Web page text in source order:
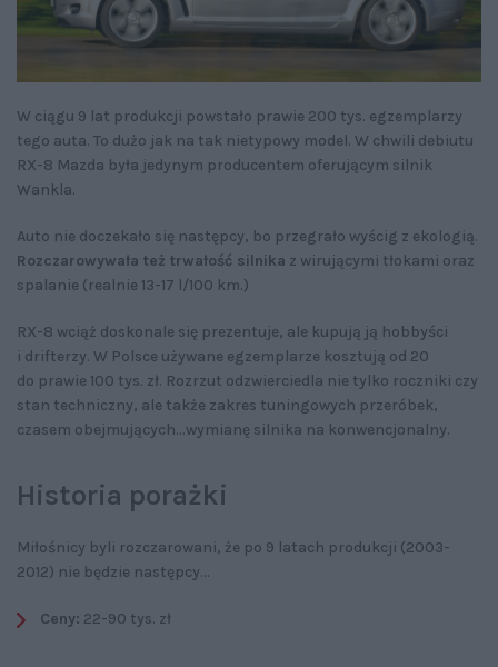
W ciągu 9 lat produkcji powstało prawie 200 tys. egzemplarzy
tego auta. To dużo jak na tak nietypowy model. W chwili debiutu
RX-8 Mazda była jedynym producentem oferującym silnik
Wankla.
Auto nie doczekało się następcy, bo przegrało wyścig z ekologią.
Rozczarowywała też trwałość silnika z wirującymi tłokami oraz
spalanie (realnie 13-17 l/100 km.)
RX-8 wciąż doskonale się prezentuje, ale kupują ją hobbyści
i drifterzy. W Polsce używane egzemplarze kosztują od 20
do prawie 100 tys. zł. Rozrzut odzwierciedla nie tylko roczniki czy
stan techniczny, ale także zakres tuningowych przeróbek,
czasem obejmujących...wymianę silnika na konwencjonalny.
Historia porażki
Miłośnicy byli rozczarowani, że po 9 latach produkcji (2003-
2012) nie będzie następcy...
Ceny: 22-90 tys. zł